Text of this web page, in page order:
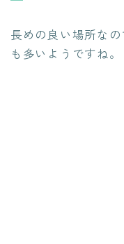
長めの良い場所な
も多いようですね。